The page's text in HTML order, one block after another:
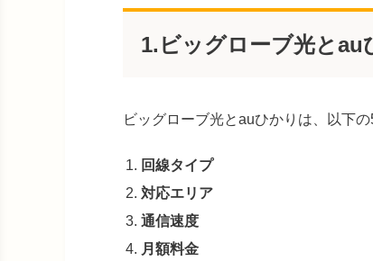
1.ビッグローブ光とau
ビッグローブ光とauひかりは、以下
回線タイプ
対応エリア
通信速度
月額料金